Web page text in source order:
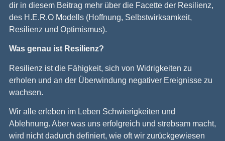
dir in diesem Beitrag mehr über die Facette der Resilienz,
des H.E.R.O Modells (Hoffnung, Selbstwirksamkeit,
Resilienz und Optimismus).
Was genau ist Resilienz?
Resilienz ist die Fähigkeit, sich von Widrigkeiten zu
erholen und an der Überwindung negativer Ereignisse zu
wachsen.
Wir alle erleben im Leben Schwierigkeiten und
Ablehnung. Aber was uns erfolgreich und strebsam macht,
wird nicht dadurch definiert, wie oft wir zurückgewiesen